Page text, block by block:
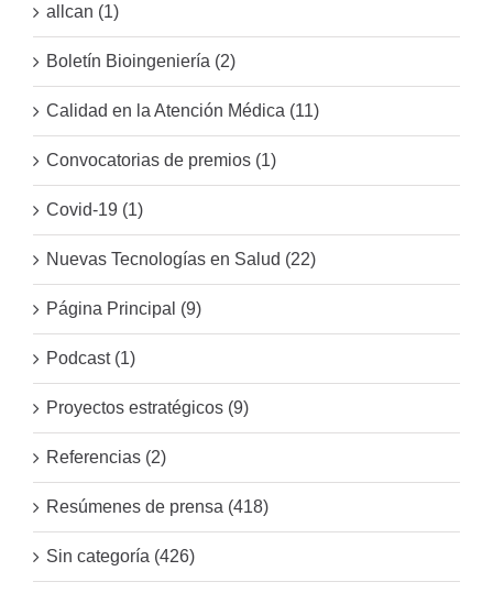
allcan (1)
Boletín Bioingeniería (2)
Calidad en la Atención Médica (11)
Convocatorias de premios (1)
Covid-19 (1)
Nuevas Tecnologías en Salud (22)
Página Principal (9)
Podcast (1)
Proyectos estratégicos (9)
Referencias (2)
Resúmenes de prensa (418)
Sin categoría (426)